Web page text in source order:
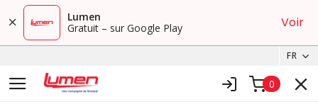
Lumen
Gratuit – sur Google Play
Voir
FR
0